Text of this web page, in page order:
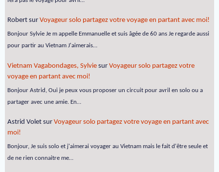
Robert sur Voyageur solo partagez votre voyage en partant avec moi!
Bonjour Sylvie Je m appelle Emmanuelle et suis âgée de 60 ans Je regarde aussi
pour partir au Vietnam J'aimerais…
Vietnam Vagabondages, Sylvie sur Voyageur solo partagez votre
voyage en partant avec moi!
Bonjour Astrid, Oui je peux vous proposer un circuit pour avril en solo ou a
partager avec une amie. En…
Astrid Volet sur Voyageur solo partagez votre voyage en partant avec
moi!
Bonjour, Je suis solo et j'aimerai voyager au Vietnam mais le fait d'être seule et
de ne rien connaitre me…